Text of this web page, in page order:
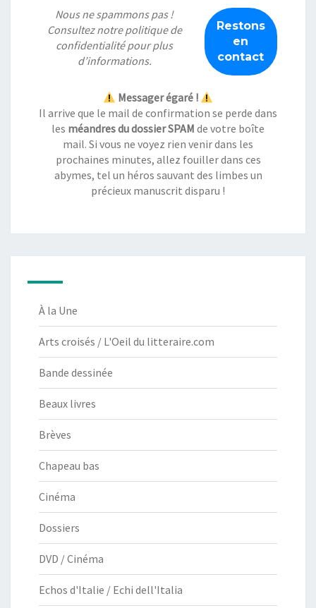
Nous ne spammons pas !
Consultez notrepolitique de
confidentialitépour plus
d’informations.
Messager égaré !
Il arrive que le mail de confirmation se perde dans
les méandres du dossier SPAM de votre boîte
mail. Si vous ne voyez rien venir dans les
prochaines minutes, allez fouiller dans ces
abymes, tel un héros sauvant des limbes un
précieux manuscrit disparu !
À la Une
Arts croisés / L'Oeil du litteraire.com
Bande dessinée
Beaux livres
Brèves
Chapeau bas
Cinéma
Dossiers
DVD / Cinéma
Echos d'Italie / Echi dell'Italia